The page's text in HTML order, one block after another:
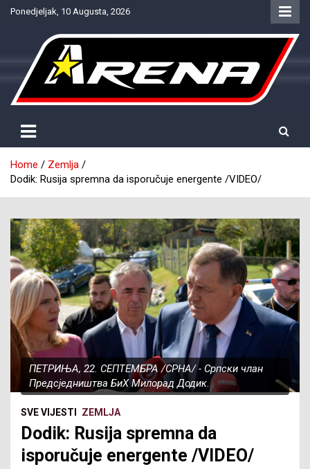
SkipPonedjeljak, 10 Augusta, 2026
NTV Arena
Home
Zemlja
Dodik: Rusija spremna da isporučuje energente /VIDEO/
ПЕТРИЊА, 22. СЕПТЕМБРА /СРНА/ - Српски члан
Предсједништва БиХ Милорад Додик.
SVE VIJESTI ZEMLJA
Dodik: Rusija spremna da
isporučuje energente /VIDEO/